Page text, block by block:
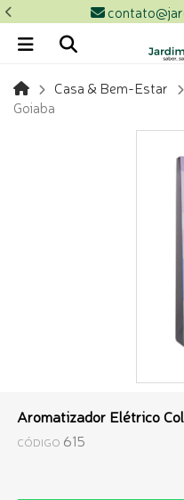
Casa & Bem-Estar
Goiaba
Aromatizador Elétrico
CÓDIGO 615